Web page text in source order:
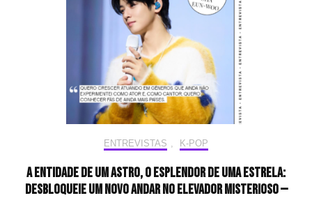
ENTREVISTAS , K-POP
A entidade de um astro, o esplendor de uma estrela:
desbloqueie um novo andar no elevador misterioso —